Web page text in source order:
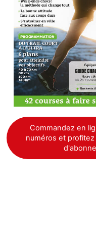
Commandez en
numéros et